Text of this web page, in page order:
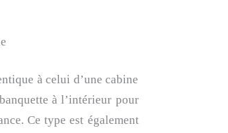
à celui d’une cabine
à l’intérieur pour
Ce type est également